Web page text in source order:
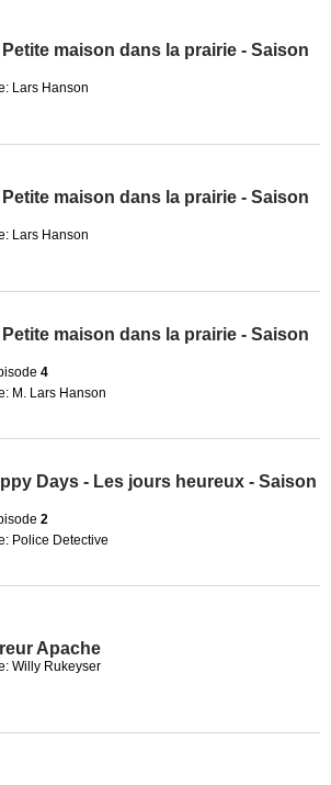
Petite maison dans la prairie - Saison
Lars Hanson
Petite maison dans la prairie - Saison
Lars Hanson
Petite maison dans la prairie - Saison
4
M. Lars Hanson
Days - Les jours heureux - Saison
2
Police Detective
Apache
Willy Rukeyser